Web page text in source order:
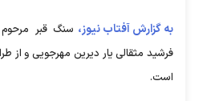
به گزارش آفتاب نیوز، سنگ قبر
فرشید مثقالی یار دیرین مهرجویی و از
است.